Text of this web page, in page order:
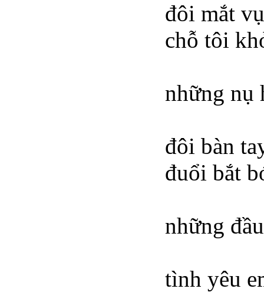
đôi mắt
chỗ tôi
những nụ
đôi bàn
đuổi bắt
những
tình yêu